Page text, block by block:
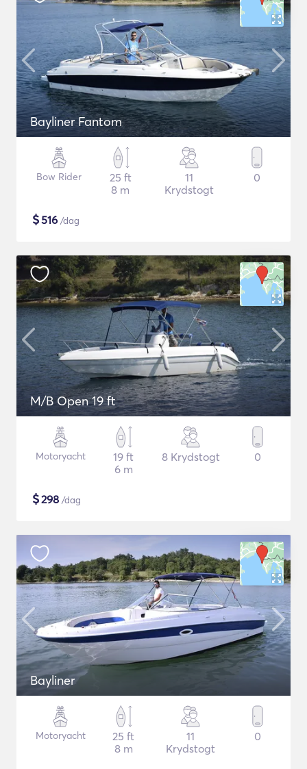
Bayliner Fantom
Bow Rider
25 ft
8 m
11
Krydstogt
0
$516 /dag
M/B Open 19 ft
Motoryacht
19 ft
6 m
8 Krydstogt 0
$298 /dag
Bayliner
Motoryacht
25 ft
8 m
11
Krydstogt
0